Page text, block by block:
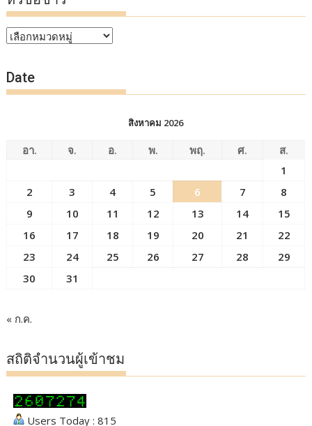
หัวข้อ
Date
สิงหาคม 2026
อา. จ. อ. พ. พฤ. ศ.
ส.
1
2
3 4 5 6 7
8
9
10 11 12 13 14
15
16
17 18 19 20 21
22
23
24 25 26 27 28
29
30
31
« ก.ค.
สถิติจำนวนผู้เข้าชม
Users Today : 815